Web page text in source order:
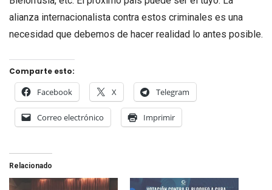
alianza internacionalista contra estos criminales es una
necesidad que debemos de hacer realidad lo antes posible.
Comparte esto:
Facebook X Telegram
Correo electrónico Imprimir
Relacionado